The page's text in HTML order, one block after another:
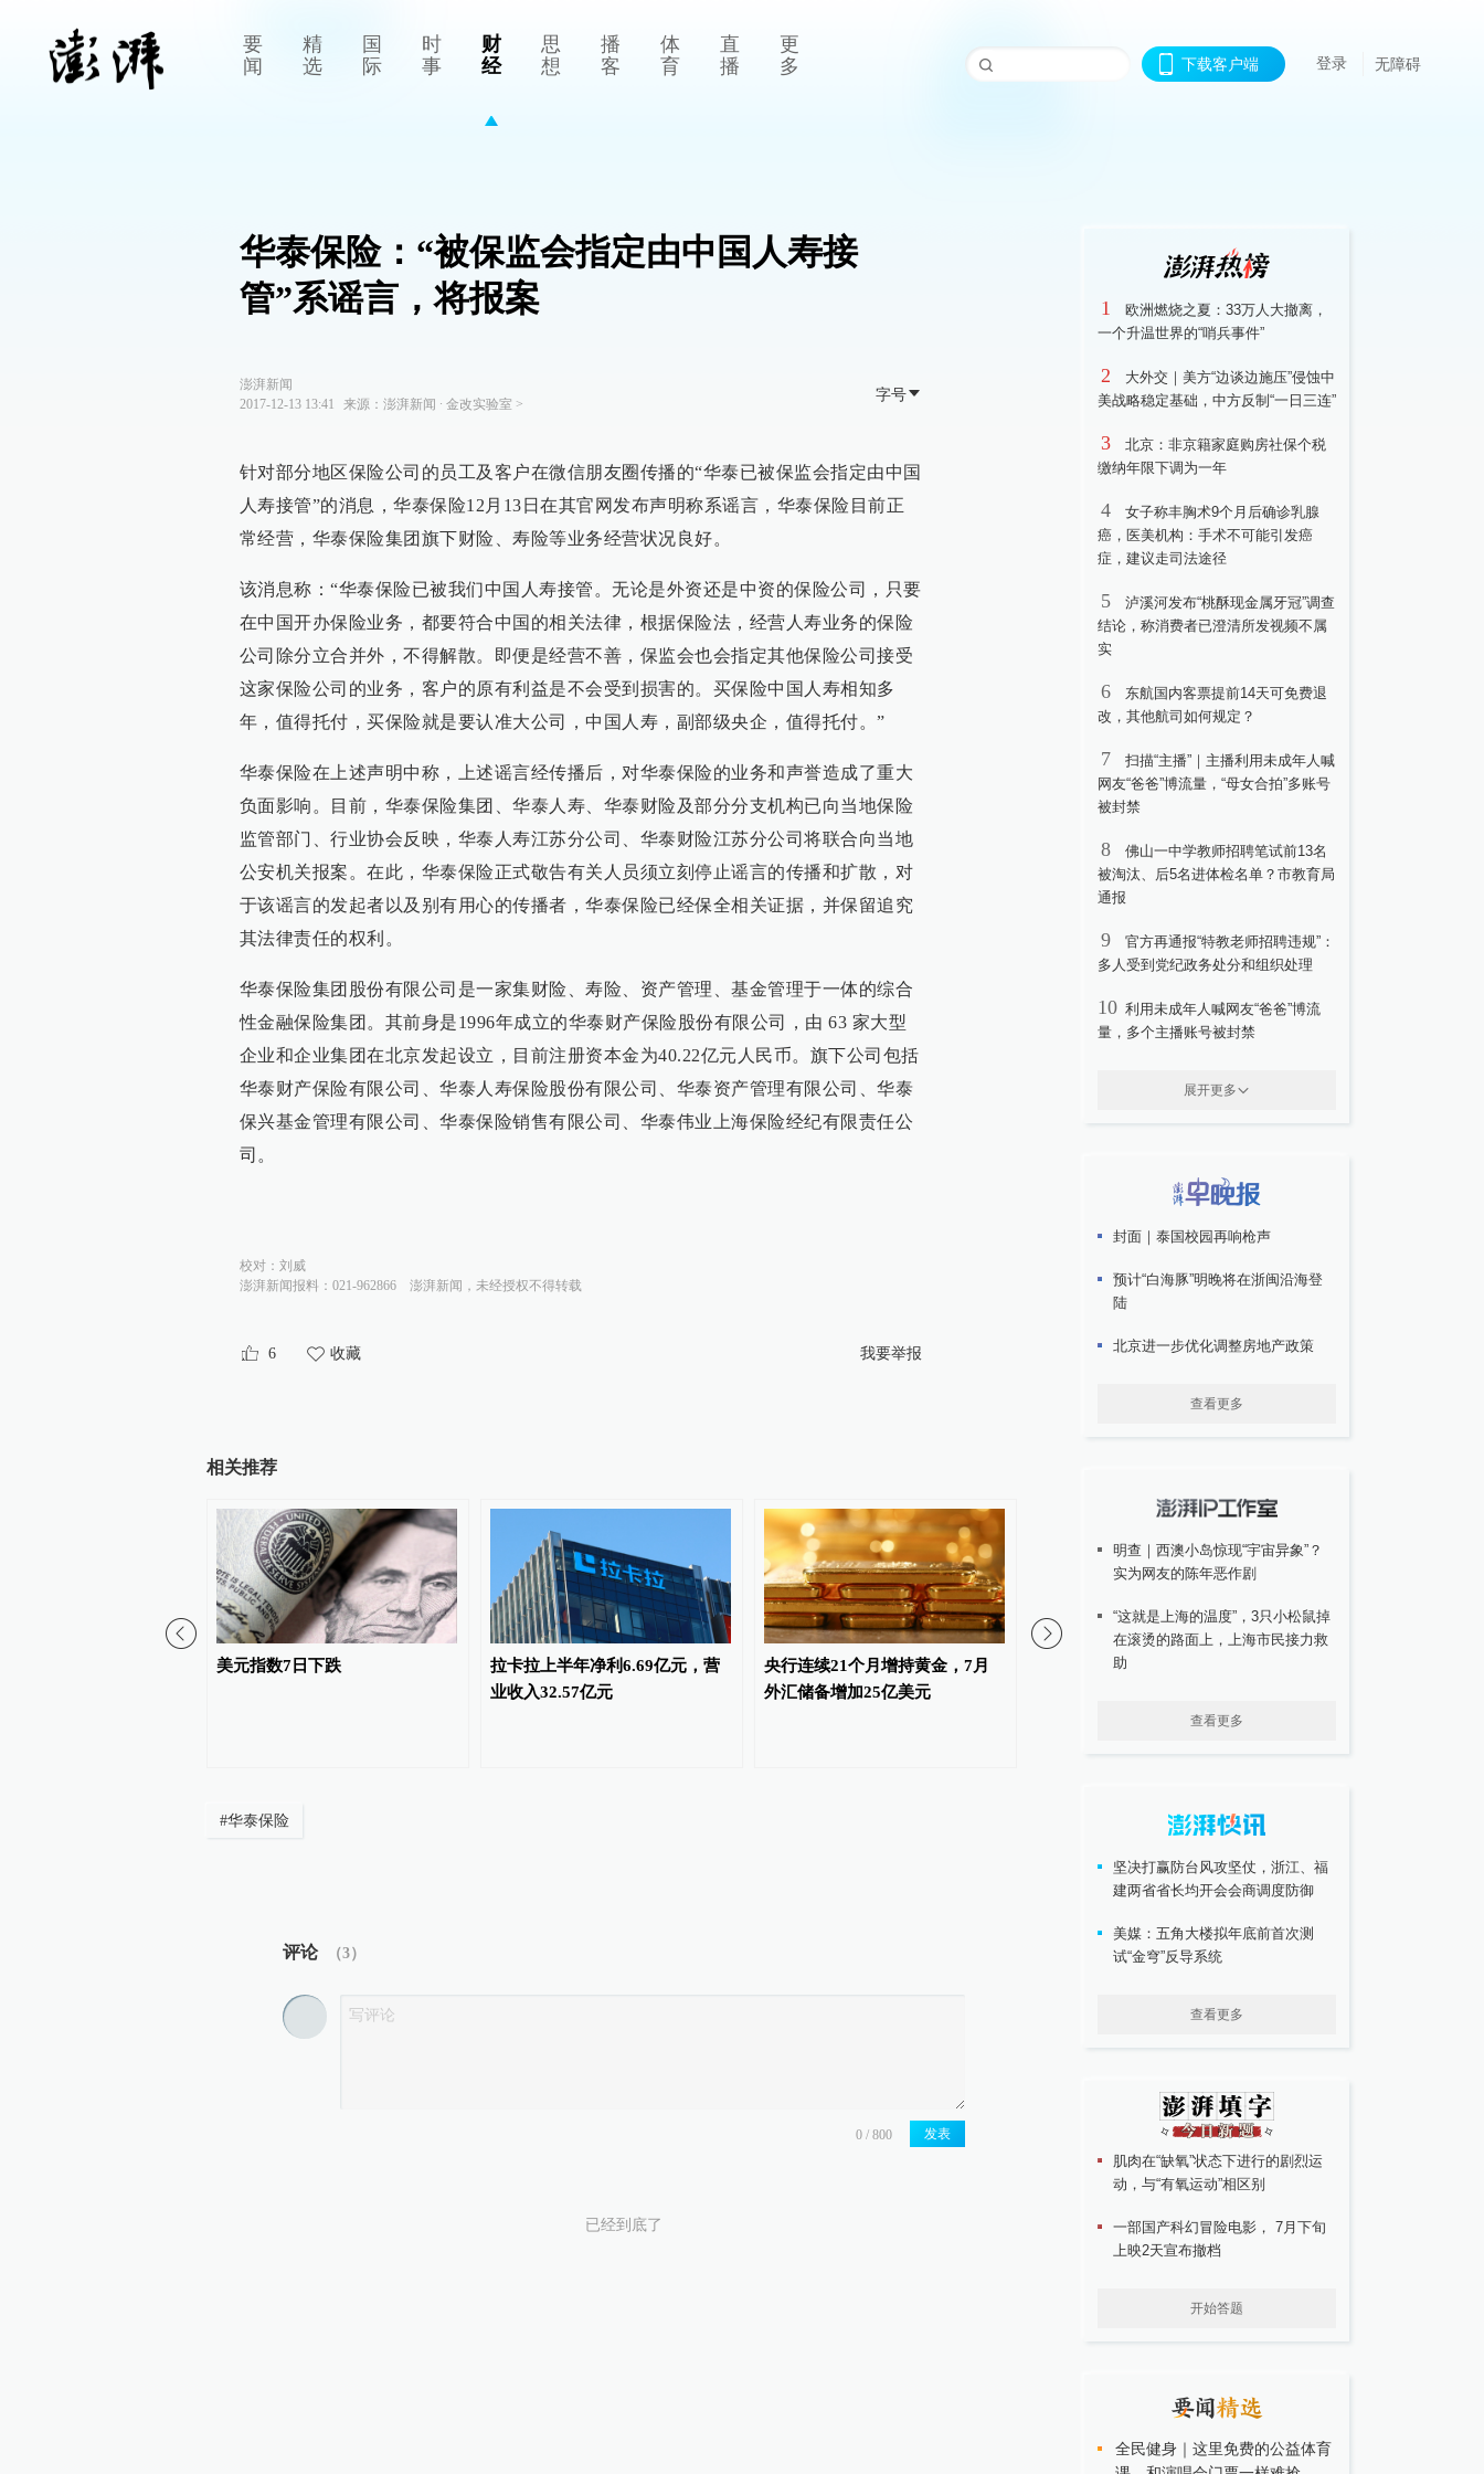
要
闻
精
选
国
际
时
事
财
经
思
想
播
客
体
育
直
播
更
多
下载客户端 登录 无障碍
华泰保险：“被保监会指定由中国人寿接
管”系谣言，将报案
澎湃新闻
2017-12-13 13:41
来源： 澎湃新闻 ∙ 金改实验室 >
字号
针对部分地区保险公司的员工及客户在微信朋友圈传播的“华泰已被保监会指定由中国
人寿接管”的消息，华泰保险12月13日在其官网发布声明称系谣言，华泰保险目前正
常经营，华泰保险集团旗下财险、寿险等业务经营状况良好。
该消息称：“华泰保险已被我们中国人寿接管。无论是外资还是中资的保险公司，只要
在中国开办保险业务，都要符合中国的相关法律，根据保险法，经营人寿业务的保险
公司除分立合并外，不得解散。即便是经营不善，保监会也会指定其他保险公司接受
这家保险公司的业务，客户的原有利益是不会受到损害的。买保险中国人寿相知多
年，值得托付，买保险就是要认准大公司，中国人寿，副部级央企，值得托付。”
华泰保险在上述声明中称，上述谣言经传播后，对华泰保险的业务和声誉造成了重大
负面影响。目前，华泰保险集团、华泰人寿、华泰财险及部分分支机构已向当地保险
监管部门、行业协会反映，华泰人寿江苏分公司、华泰财险江苏分公司将联合向当地
公安机关报案。在此，华泰保险正式敬告有关人员须立刻停止谣言的传播和扩散，对
于该谣言的发起者以及别有用心的传播者，华泰保险已经保全相关证据，并保留追究
其法律责任的权利。
华泰保险集团股份有限公司是一家集财险、寿险、资产管理、基金管理于一体的综合
性金融保险集团。其前身是1996年成立的华泰财产保险股份有限公司，由 63 家大型
企业和企业集团在北京发起设立，目前注册资本金为40.22亿元人民币。旗下公司包括
华泰财产保险有限公司、华泰人寿保险股份有限公司、华泰资产管理有限公司、华泰
保兴基金管理有限公司、华泰保险销售有限公司、华泰伟业上海保险经纪有限责任公
司。
校对： 刘威
澎湃新闻报料：021-962866
澎湃新闻，未经授权不得转载
6 收藏 我要举报
相关推荐
美元指数7日下跌
拉卡拉上半年净利6.69亿元，营
业收入32.57亿元
央行连续21个月增持黄金，7月
外汇储备增加25亿美元
内地居民买香港保险收益要缴
更不是专门针对香港保险市场，
#华泰保险
评论 （3）
发表
已经到底了
1
欧洲燃烧之夏：33万人大撤离，
一个升温世界的“哨兵事件”
2
大外交｜美方“边谈边施压”侵蚀中
美战略稳定基础，中方反制“一日三连”
3
北京：非京籍家庭购房社保个税
缴纳年限下调为一年
4
女子称丰胸术9个月后确诊乳腺
癌，医美机构：手术不可能引发癌
症，建议走司法途径
5
泸溪河发布“桃酥现金属牙冠”调查
结论，称消费者已澄清所发视频不属
实
6
东航国内客票提前14天可免费退
改，其他航司如何规定？
7
扫描“主播”｜主播利用未成年人喊
网友“爸爸”博流量，“母女合拍”多账号
被封禁
8
佛山一中学教师招聘笔试前13名
被淘汰、后5名进体检名单？市教育局
通报
9
官方再通报“特教老师招聘违规”：
多人受到党纪政务处分和组织处理
10 利用未成年人喊网友“爸爸”博流
量，多个主播账号被封禁
展开更多
封面｜泰国校园再响枪声
预计“白海豚”明晚将在浙闽沿海登
陆
北京进一步优化调整房地产政策
查看更多
明查｜西澳小岛惊现“宇宙异象”？
实为网友的陈年恶作剧
“这就是上海的温度”，3只小松鼠掉
在滚烫的路面上，上海市民接力救
助
查看更多
坚决打赢防台风攻坚仗，浙江、福
建两省省长均开会会商调度防御
美媒：五角大楼拟年底前首次测
试“金穹”反导系统
查看更多
肌肉在“缺氧”状态下进行的剧烈运
动，与“有氧运动”相区别
一部国产科幻冒险电影， 7月下旬
上映2天宣布撤档
开始答题
全民健身｜这里免费的公益体育